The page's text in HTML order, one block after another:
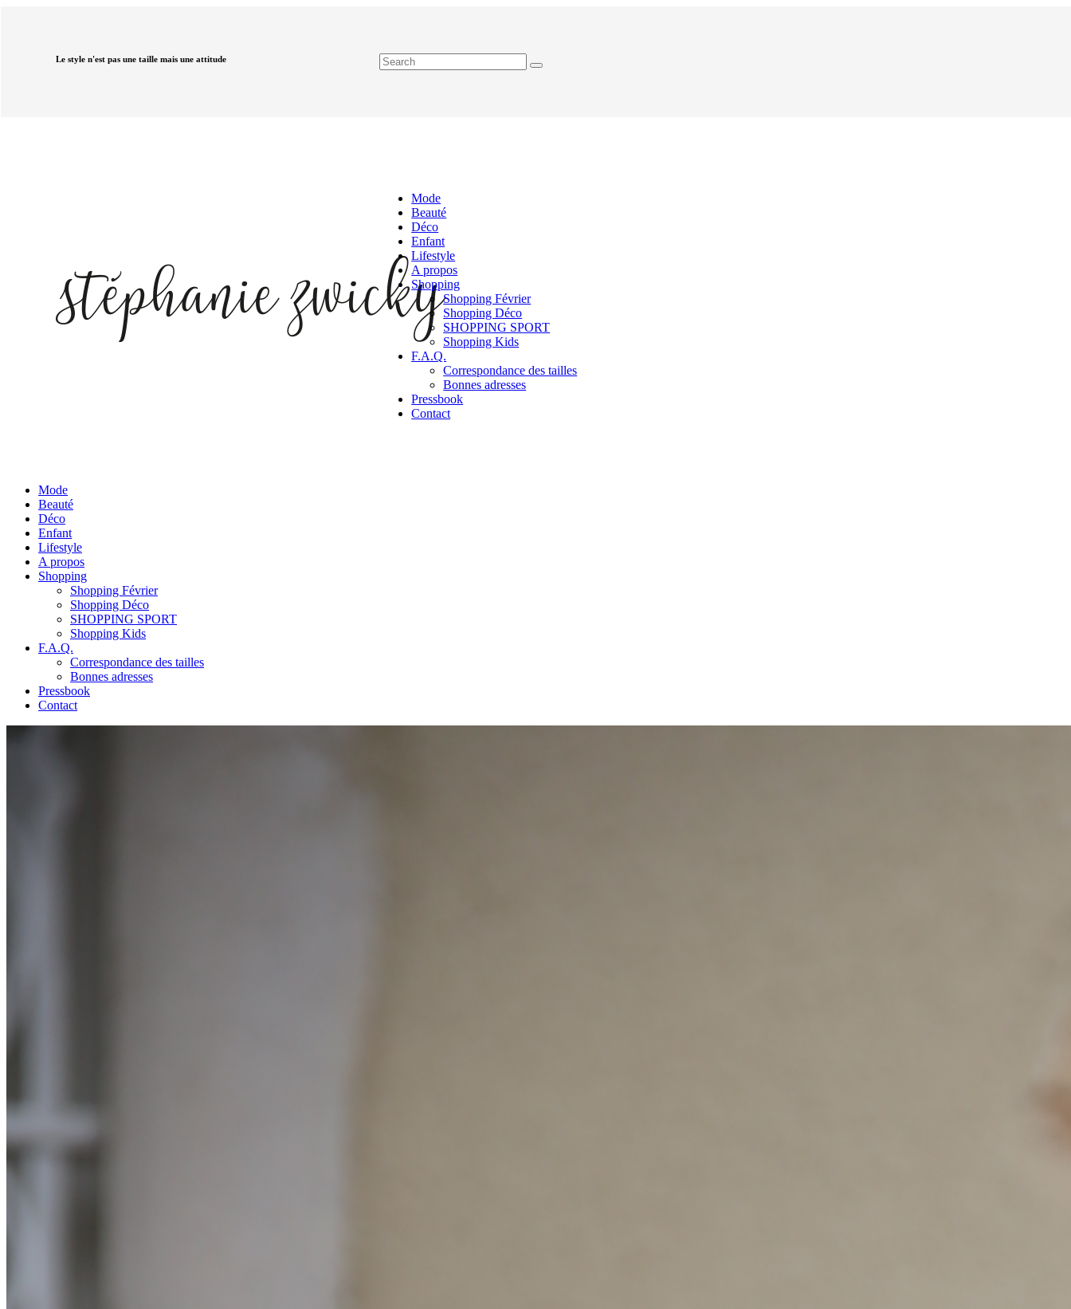
Le style n'est pas une taille mais une attitude
Mode
Beauté
Déco
Enfant
Lifestyle
A propos
Shopping
Shopping Février
Shopping Déco
SHOPPING SPORT
Shopping Kids
F.A.Q.
Correspondance des tailles
Bonnes adresses
Pressbook
Contact
Mode
Beauté
Déco
Enfant
Lifestyle
A propos
Shopping
Shopping Février
Shopping Déco
SHOPPING SPORT
Shopping Kids
F.A.Q.
Correspondance des tailles
Bonnes adresses
Pressbook
Contact